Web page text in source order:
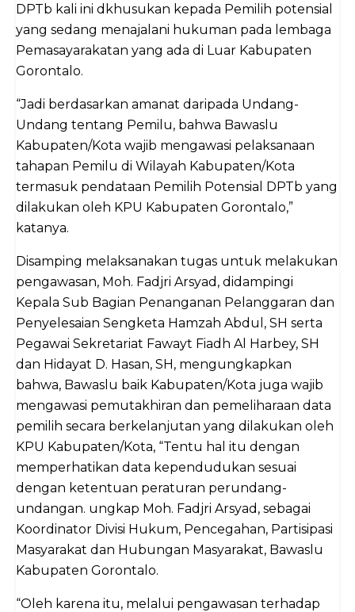
DPTb kali ini dkhusukan kepada Pemilih potensial
yang sedang menajalani hukuman pada lembaga
Pemasayarakatan yang ada di Luar Kabupaten
Gorontalo.
“Jadi berdasarkan amanat daripada Undang-
Undang tentang Pemilu, bahwa Bawaslu
Kabupaten/Kota wajib mengawasi pelaksanaan
tahapan Pemilu di Wilayah Kabupaten/Kota
termasuk pendataan Pemilih Potensial DPTb yang
dilakukan oleh KPU Kabupaten Gorontalo,”
katanya.
Disamping melaksanakan tugas untuk melakukan
pengawasan, Moh. Fadjri Arsyad, didampingi
Kepala Sub Bagian Penanganan Pelanggaran dan
Penyelesaian Sengketa Hamzah Abdul, SH serta
Pegawai Sekretariat Fawayt Fiadh Al Harbey, SH
dan Hidayat D. Hasan, SH, mengungkapkan
bahwa, Bawaslu baik Kabupaten/Kota juga wajib
mengawasi pemutakhiran dan pemeliharaan data
pemilih secara berkelanjutan yang dilakukan oleh
KPU Kabupaten/Kota, “Tentu hal itu dengan
memperhatikan data kependudukan sesuai
dengan ketentuan peraturan perundang-
undangan. ungkap Moh. Fadjri Arsyad, sebagai
Koordinator Divisi Hukum, Pencegahan, Partisipasi
Masyarakat dan Hubungan Masyarakat, Bawaslu
Kabupaten Gorontalo.
“Oleh karena itu, melalui pengawasan terhadap